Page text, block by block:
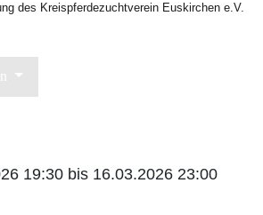
des Kreispferdezuchtverein Euskirchen e.V.
19:30 bis 16.03.2026 23:00